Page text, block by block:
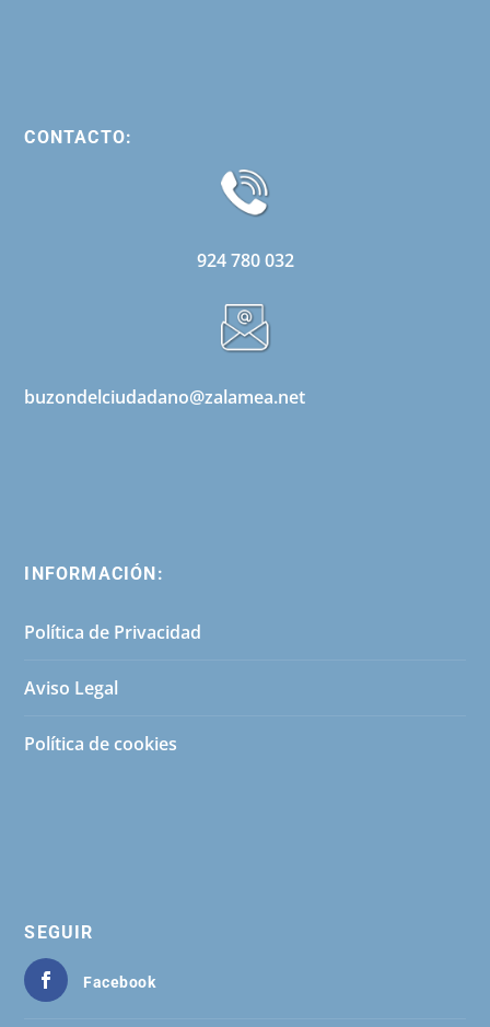
CONTACTO:
924 780 032
buzondelciudadano@zalamea.net
INFORMACIÓN:
Política de Privacidad
Aviso Legal
Política de cookies
SEGUIR
Facebook